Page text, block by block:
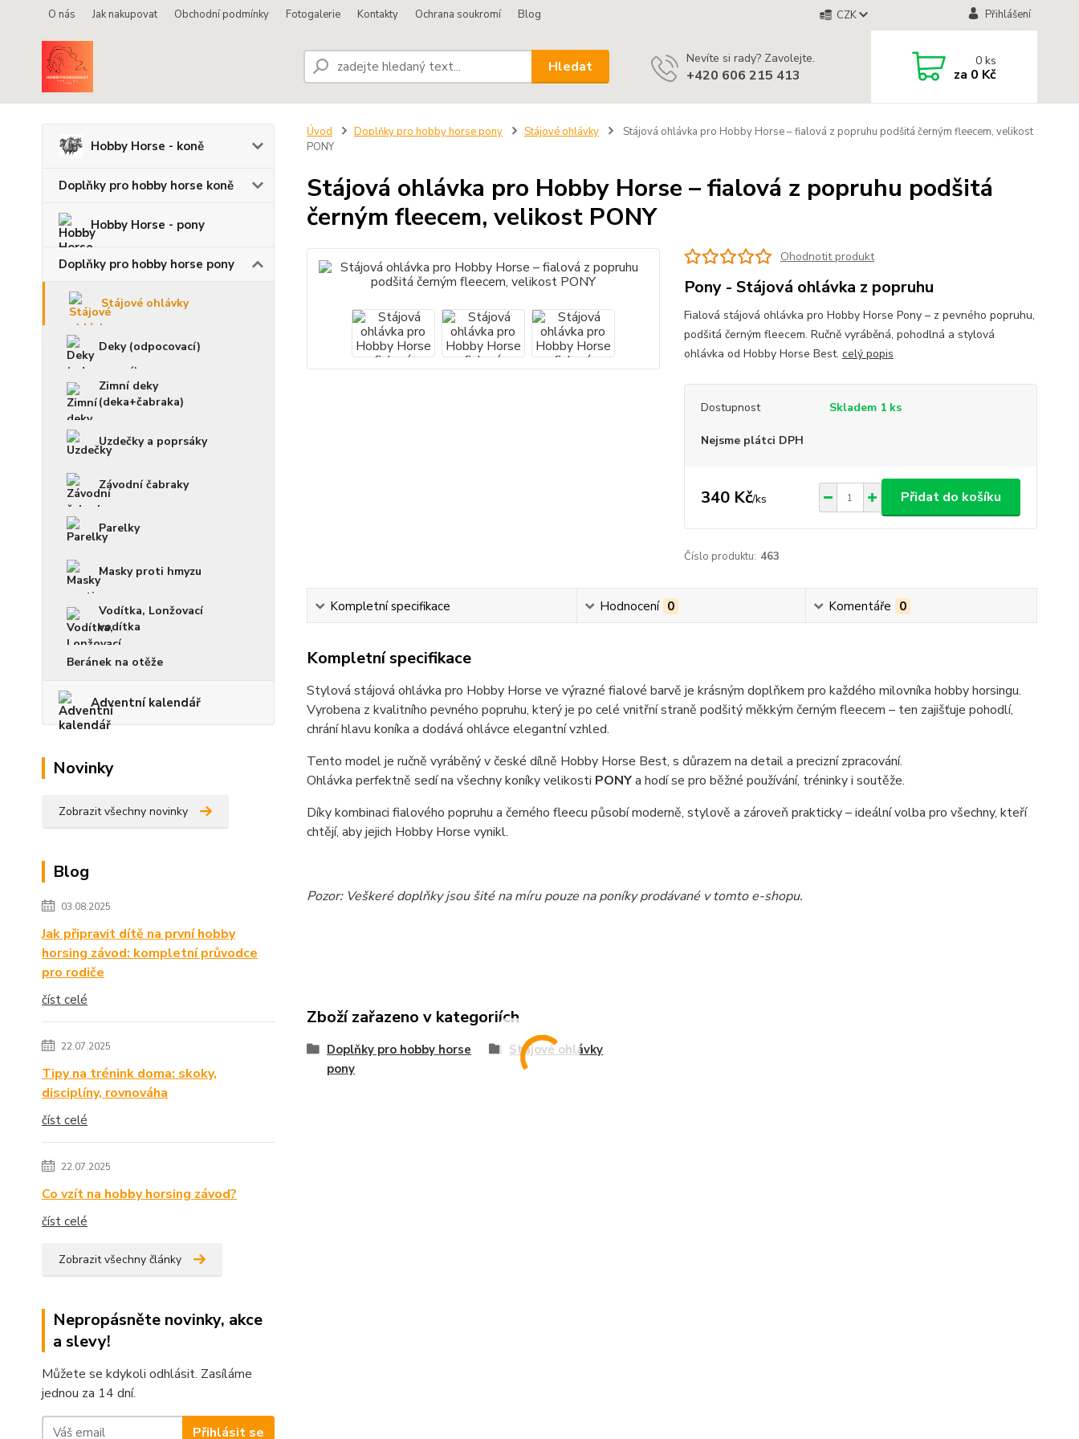
O nás Jak nakupovat Obchodní podmínky Fotogalerie Kontakty Ochrana soukromí Blog CZK Přihlášení
Hledat Nevíte si rady? Zavolejte.
+420 606 215 413
0ks
za 0 Kč
Hobby Horse - koně
Doplňky pro hobby horse koně
Hobby Horse - pony
Doplňky pro hobby horse pony
Stájové ohlávky
Deky (odpocovací)
Zimní deky
(deka+čabraka)
Uzdečky a poprsáky
Závodní čabraky
Parelky
Masky proti hmyzu
Vodítka, Lonžovací
vodítka
Beránek na otěže
Adventní kalendář
Novinky
Zobrazit všechny novinky
Blog
03.08.2025
Jak připravit dítě na první hobby
horsing závod: kompletní průvodce
pro rodiče
číst celé
22.07.2025
Tipy na trénink doma: skoky,
disciplíny, rovnováha
číst celé
22.07.2025
Co vzít na hobby horsing závod?
číst celé
Zobrazit všechny články
Nepropásněte novinky, akce
a slevy!
Můžete se kdykoli odhlásit. Zasíláme
jednou za 14 dní.
Přihlásit se
Úvod Doplňky pro hobby horse pony Stájové ohlávky
Stájová ohlávka pro Hobby Horse – fialová z popruhu podšitá černým fleecem, velikost
PONY
Stájová ohlávka pro Hobby Horse – fialová z popruhu podšitá
černým fleecem, velikost PONY
Ohodnotit produkt
Pony - Stájová ohlávka z popruhu
Fialová stájová ohlávka pro Hobby Horse Pony – z pevného popruhu,
podšitá černým fleecem. Ručně vyráběná, pohodlná a stylová
ohlávka od Hobby Horse Best. celý popis
Dostupnost Skladem 1 ks
Nejsme plátci DPH
340 Kč/ks Přidat do košíku
Číslo produktu: 463
Kompletní specifikace Hodnocení 0 Komentáře 0
Kompletní specifikace
Stylová stájová ohlávka pro Hobby Horse ve výrazné fialové barvě je krásným doplňkem pro každého milovníka hobby horsingu.
Vyrobena z kvalitního pevného popruhu, který je po celé vnitřní straně podšitý měkkým černým fleecem – ten zajišťuje pohodlí,
chrání hlavu koníka a dodává ohlávce elegantní vzhled.
Tento model je ručně vyráběný v české dílně Hobby Horse Best, s důrazem na detail a precizní zpracování.
Ohlávka perfektně sedí na všechny koníky velikosti PONYa hodí se pro běžné používání, tréninky i soutěže.
Díky kombinaci fialového popruhu a černého fleecu působí moderně, stylově a zároveň prakticky – ideální volba pro všechny, kteří
chtějí, aby jejich Hobby Horse vynikl.
Pozor: Veškeré doplňky jsou šité na míru pouze na poníky prodávané v tomto e-shopu.
Zboží zařazeno v kategoriích
Doplňky pro hobby horse
pony
Stájové ohlávky